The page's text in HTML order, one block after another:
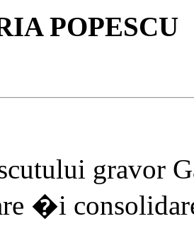
POPESCU
gravor
�i